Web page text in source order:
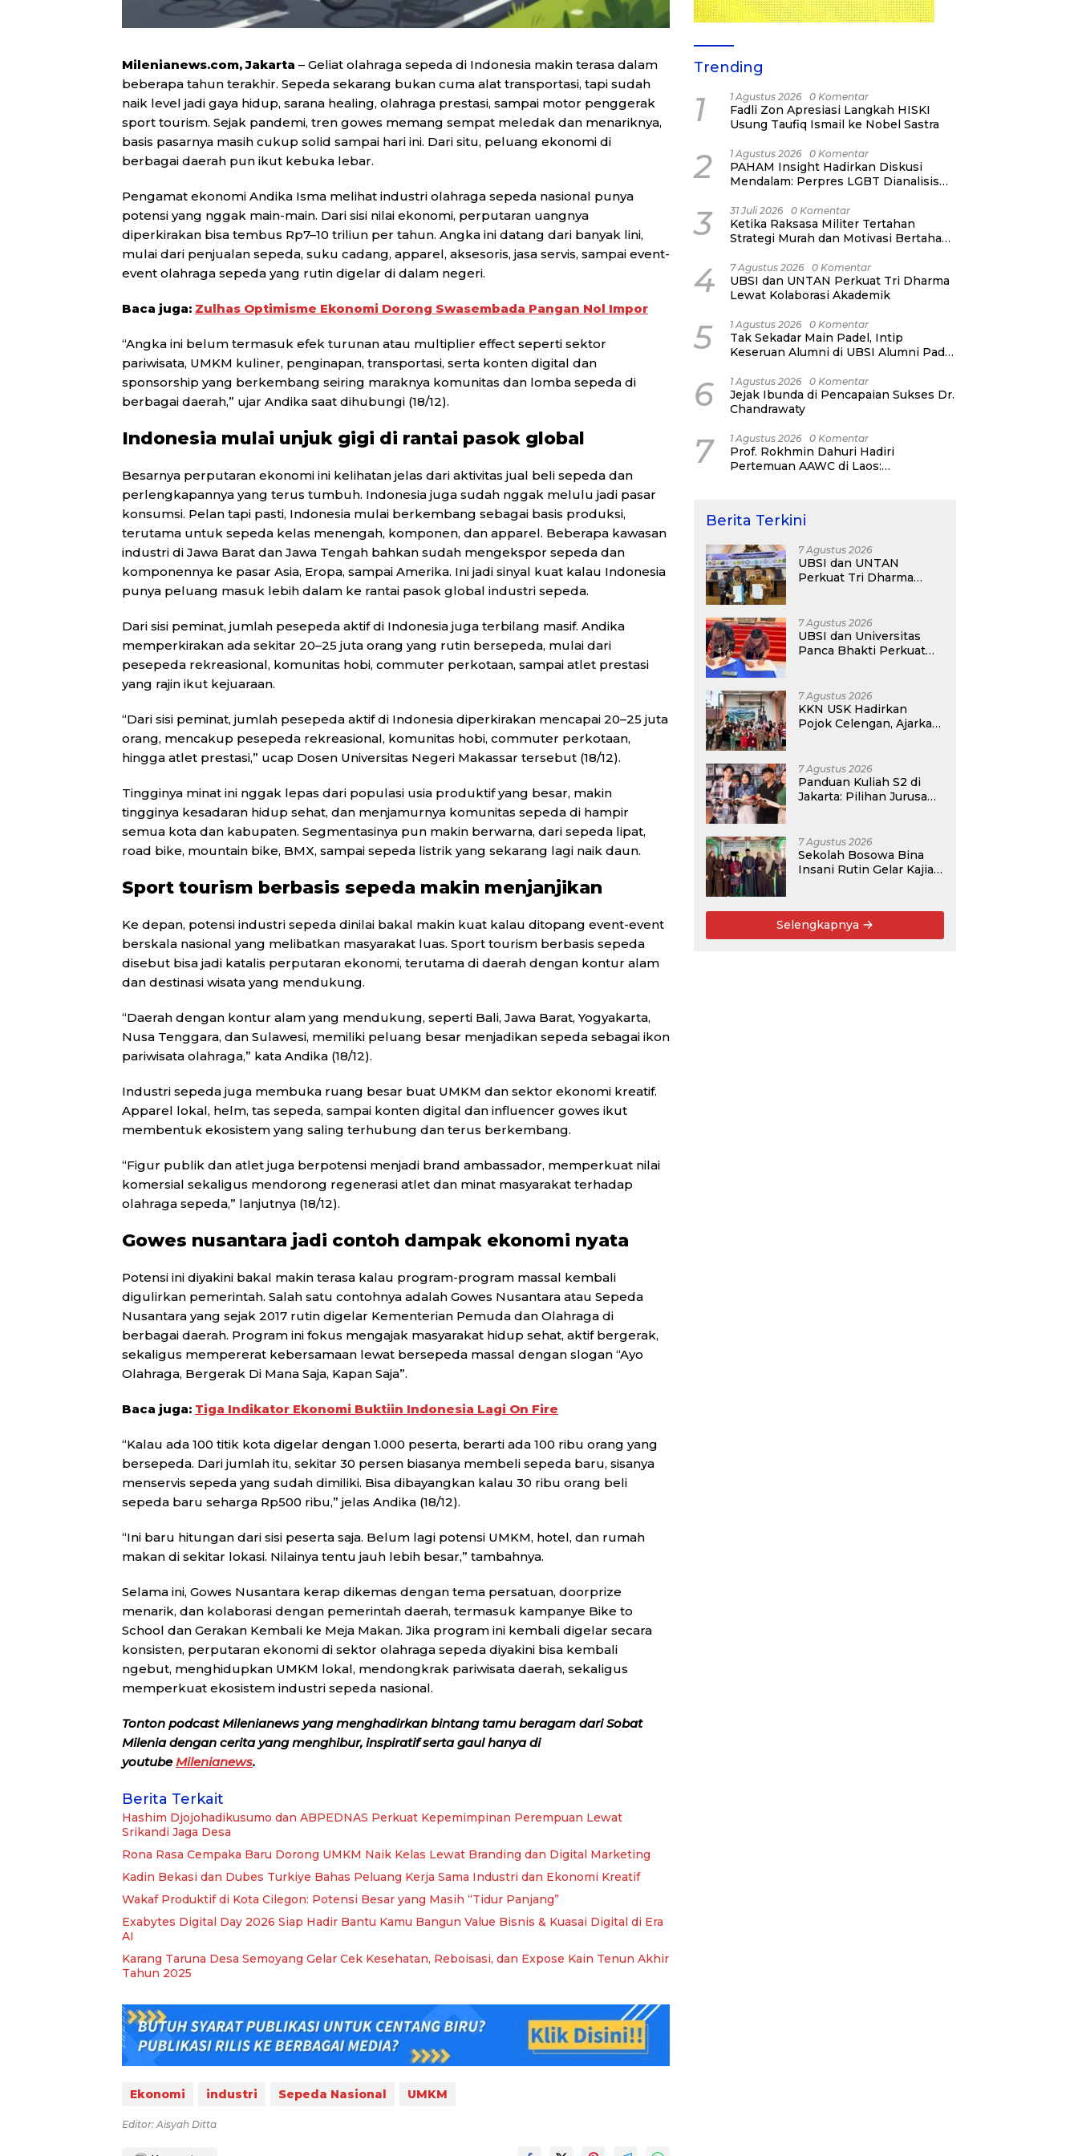
Milenianews.com, Jakarta – Geliat olahraga sepeda di Indonesia makin terasa dalam
beberapa tahun terakhir. Sepeda sekarang bukan cuma alat transportasi, tapi sudah
naik level jadi gaya hidup, sarana healing, olahraga prestasi, sampai motor penggerak
sport tourism. Sejak pandemi, tren gowes memang sempat meledak dan menariknya,
basis pasarnya masih cukup solid sampai hari ini. Dari situ, peluang ekonomi di
berbagai daerah pun ikut kebuka lebar.
Pengamat ekonomi Andika Isma melihat industri olahraga sepeda nasional punya
potensi yang nggak main-main. Dari sisi nilai ekonomi, perputaran uangnya
diperkirakan bisa tembus Rp7–10 triliun per tahun. Angka ini datang dari banyak lini,
mulai dari penjualan sepeda, suku cadang, apparel, aksesoris, jasa servis, sampai event-
event olahraga sepeda yang rutin digelar di dalam negeri.
Baca juga: Zulhas Optimisme Ekonomi Dorong Swasembada Pangan Nol Impor
“Angka ini belum termasuk efek turunan atau multiplier effect seperti sektor
pariwisata, UMKM kuliner, penginapan, transportasi, serta konten digital dan
sponsorship yang berkembang seiring maraknya komunitas dan lomba sepeda di
berbagai daerah,” ujar Andika saat dihubungi (18/12).
Indonesia mulai unjuk gigi di rantai pasok global
Besarnya perputaran ekonomi ini kelihatan jelas dari aktivitas jual beli sepeda dan
perlengkapannya yang terus tumbuh. Indonesia juga sudah nggak melulu jadi pasar
konsumsi. Pelan tapi pasti, Indonesia mulai berkembang sebagai basis produksi,
terutama untuk sepeda kelas menengah, komponen, dan apparel. Beberapa kawasan
industri di Jawa Barat dan Jawa Tengah bahkan sudah mengekspor sepeda dan
komponennya ke pasar Asia, Eropa, sampai Amerika. Ini jadi sinyal kuat kalau Indonesia
punya peluang masuk lebih dalam ke rantai pasok global industri sepeda.
Dari sisi peminat, jumlah pesepeda aktif di Indonesia juga terbilang masif. Andika
memperkirakan ada sekitar 20–25 juta orang yang rutin bersepeda, mulai dari
pesepeda rekreasional, komunitas hobi, commuter perkotaan, sampai atlet prestasi
yang rajin ikut kejuaraan.
“Dari sisi peminat, jumlah pesepeda aktif di Indonesia diperkirakan mencapai 20–25 juta
orang, mencakup pesepeda rekreasional, komunitas hobi, commuter perkotaan,
hingga atlet prestasi,” ucap Dosen Universitas Negeri Makassar tersebut (18/12).
Tingginya minat ini nggak lepas dari populasi usia produktif yang besar, makin
tingginya kesadaran hidup sehat, dan menjamurnya komunitas sepeda di hampir
semua kota dan kabupaten. Segmentasinya pun makin berwarna, dari sepeda lipat,
road bike, mountain bike, BMX, sampai sepeda listrik yang sekarang lagi naik daun.
Sport tourism berbasis sepeda makin menjanjikan
Ke depan, potensi industri sepeda dinilai bakal makin kuat kalau ditopang event-event
berskala nasional yang melibatkan masyarakat luas. Sport tourism berbasis sepeda
disebut bisa jadi katalis perputaran ekonomi, terutama di daerah dengan kontur alam
dan destinasi wisata yang mendukung.
“Daerah dengan kontur alam yang mendukung, seperti Bali, Jawa Barat, Yogyakarta,
Nusa Tenggara, dan Sulawesi, memiliki peluang besar menjadikan sepeda sebagai ikon
pariwisata olahraga,” kata Andika (18/12).
Industri sepeda juga membuka ruang besar buat UMKM dan sektor ekonomi kreatif.
Apparel lokal, helm, tas sepeda, sampai konten digital dan influencer gowes ikut
membentuk ekosistem yang saling terhubung dan terus berkembang.
“Figur publik dan atlet juga berpotensi menjadi brand ambassador, memperkuat nilai
komersial sekaligus mendorong regenerasi atlet dan minat masyarakat terhadap
olahraga sepeda,” lanjutnya (18/12).
Gowes nusantara jadi contoh dampak ekonomi nyata
Potensi ini diyakini bakal makin terasa kalau program-program massal kembali
digulirkan pemerintah. Salah satu contohnya adalah Gowes Nusantara atau Sepeda
Nusantara yang sejak 2017 rutin digelar Kementerian Pemuda dan Olahraga di
berbagai daerah. Program ini fokus mengajak masyarakat hidup sehat, aktif bergerak,
sekaligus mempererat kebersamaan lewat bersepeda massal dengan slogan “Ayo
Olahraga, Bergerak Di Mana Saja, Kapan Saja”.
Baca juga: Tiga Indikator Ekonomi Buktiin Indonesia Lagi On Fire
“Kalau ada 100 titik kota digelar dengan 1.000 peserta, berarti ada 100 ribu orang yang
bersepeda. Dari jumlah itu, sekitar 30 persen biasanya membeli sepeda baru, sisanya
menservis sepeda yang sudah dimiliki. Bisa dibayangkan kalau 30 ribu orang beli
sepeda baru seharga Rp500 ribu,” jelas Andika (18/12).
“Ini baru hitungan dari sisi peserta saja. Belum lagi potensi UMKM, hotel, dan rumah
makan di sekitar lokasi. Nilainya tentu jauh lebih besar,” tambahnya.
Selama ini, Gowes Nusantara kerap dikemas dengan tema persatuan, doorprize
menarik, dan kolaborasi dengan pemerintah daerah, termasuk kampanye Bike to
School dan Gerakan Kembali ke Meja Makan. Jika program ini kembali digelar secara
konsisten, perputaran ekonomi di sektor olahraga sepeda diyakini bisa kembali
ngebut, menghidupkan UMKM lokal, mendongkrak pariwisata daerah, sekaligus
memperkuat ekosistem industri sepeda nasional.
Tonton podcast Milenianews yang menghadirkan bintang tamu beragam dari Sobat
Milenia dengan cerita yang menghibur, inspiratif serta gaul hanya di
youtubeMilenianews.
Berita Terkait
Hashim Djojohadikusumo dan ABPEDNAS Perkuat Kepemimpinan Perempuan Lewat
Srikandi Jaga Desa
Rona Rasa Cempaka Baru Dorong UMKM Naik Kelas Lewat Branding dan Digital Marketing
Kadin Bekasi dan Dubes Turkiye Bahas Peluang Kerja Sama Industri dan Ekonomi Kreatif
Wakaf Produktif di Kota Cilegon: Potensi Besar yang Masih “Tidur Panjang”
Exabytes Digital Day 2026 Siap Hadir Bantu Kamu Bangun Value Bisnis & Kuasai Digital di Era
AI
Karang Taruna Desa Semoyang Gelar Cek Kesehatan, Reboisasi, dan Expose Kain Tenun Akhir
Tahun 2025
Ekonomi industri Sepeda Nasional UMKM
Editor: Aisyah Ditta
Trending
1 1 Agustus 2026 0 Komentar
Fadli Zon Apresiasi Langkah HISKI
Usung Taufiq Ismail ke Nobel Sastra
2 1 Agustus 2026 0 Komentar
PAHAM Insight Hadirkan Diskusi
Mendalam: Perpres LGBT Dianalisis
Bukan Ancaman Individual
3 31 Juli 2026 0 Komentar
Ketika Raksasa Militer Tertahan
Strategi Murah dan Motivasi Bertahan
4 7 Agustus 2026 0 Komentar
UBSI dan UNTAN Perkuat Tri Dharma
Lewat Kolaborasi Akademik
5 1 Agustus 2026 0 Komentar
Tak Sekadar Main Padel, Intip
Keseruan Alumni di UBSI Alumni Padel
6 1 Agustus 2026 0 Komentar
Jejak Ibunda di Pencapaian Sukses Dr.
Chandrawaty
7 1 Agustus 2026 0 Komentar
Prof. Rokhmin Dahuri Hadiri
Pertemuan AAWC di Laos:
Berita Terkini
7 Agustus 2026
UBSI dan UNTAN
Perkuat Tri Dharma
7 Agustus 2026
UBSI dan Universitas
Panca Bhakti Perkuat
7 Agustus 2026
KKN USK Hadirkan
Pojok Celengan, Ajarkan
7 Agustus 2026
Panduan Kuliah S2 di
Jakarta: Pilihan Jurusan,
7 Agustus 2026
Sekolah Bosowa Bina
Insani Rutin Gelar Kajian
Umum
Selengkapnya